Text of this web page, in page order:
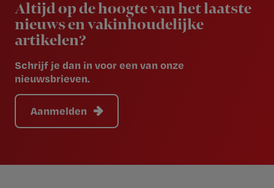
Altijd op de hoogte van het laatste
nieuws en vakinhoudelijke
artikelen?
Schrijf je dan in voor een van onze
nieuwsbrieven.
Aanmelden